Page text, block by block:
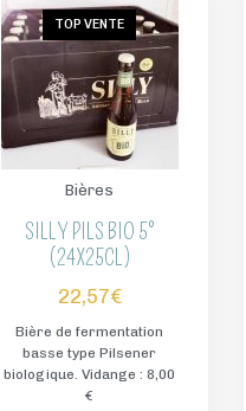
TOP VENTE
Bières
SILLY PILS BIO 5°
(24X25CL)
22,57€
Bière de fermentation
basse type Pilsener
biologique. Vidange : 8,00
€